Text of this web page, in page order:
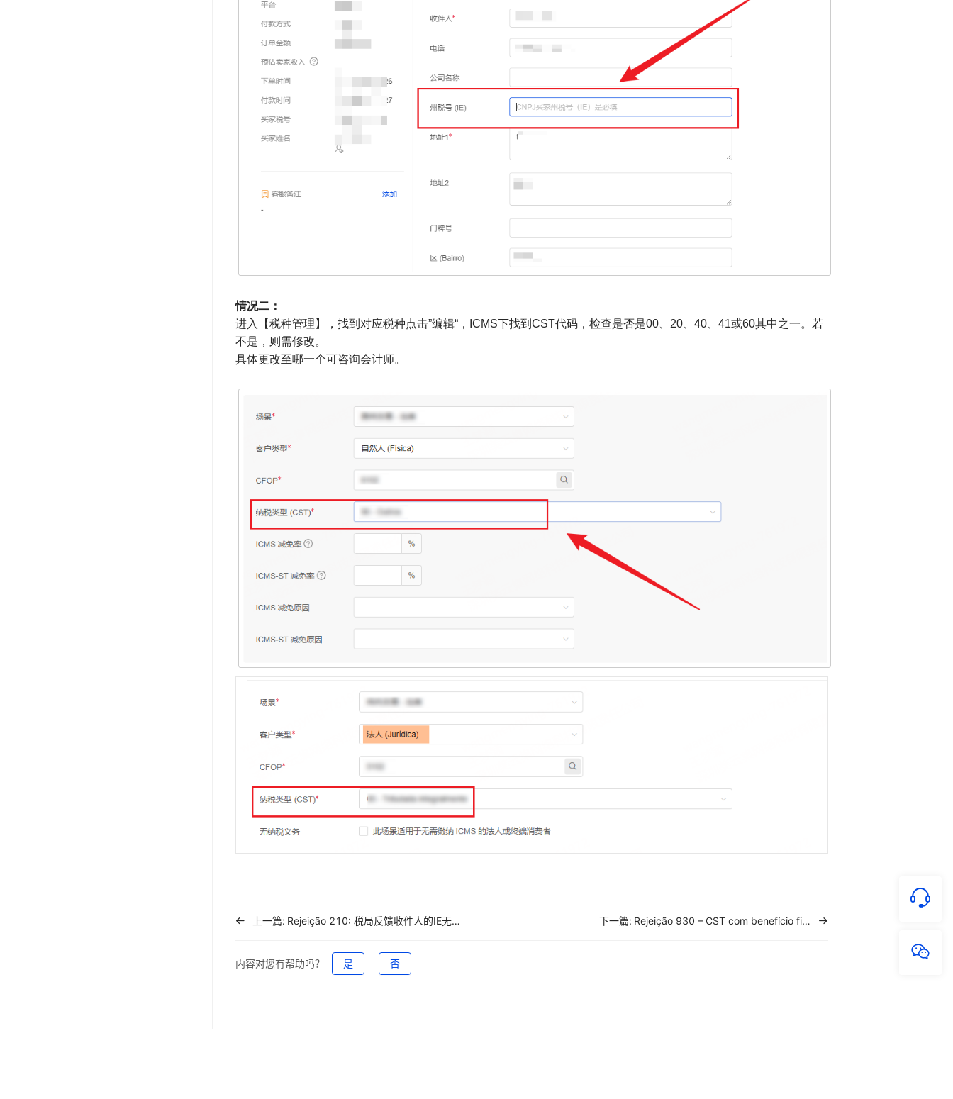
情况二：
进入【税种管理】，找到对应税种点击”编辑“，ICMS下找到CST代码，检查是否是00、20、40、41或60其中之一。若
不是，则需修改。
具体更改至哪一个可咨询会计师。
上一篇: Rejeição 210: 税局反馈收件人的IE无效。如何解决？ 下一篇: Rejeição 930 – CST com benefício fiscal e não informado o código de benefício fiscal
内容对您有帮助吗？ 是 否